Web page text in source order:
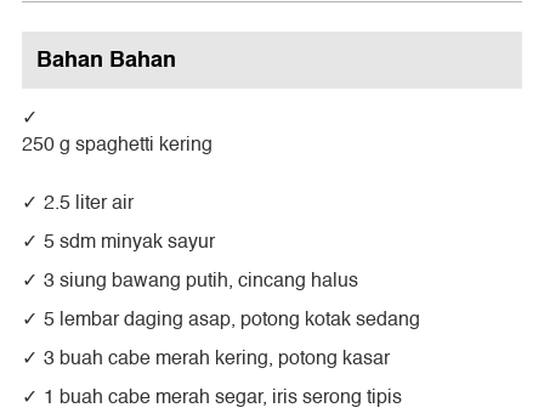
Bahan Bahan
250 g spaghetti kering
2.5 liter air
5 sdm minyak sayur
3 siung bawang putih, cincang halus
5 lembar daging asap, potong kotak sedang
3 buah cabe merah kering, potong kasar
1 buah cabe merah segar, iris serong tipis